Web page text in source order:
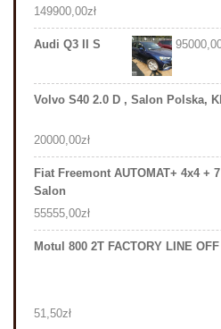
149900,00zł
Audi Q3 II S
Volvo S40 2.0 D , Salon Polska,
20000,00zł
Fiat Freemont AUTOMAT+ 4x4 +
Salon
55555,00zł
Motul 800 2T FACTORY LINE
51,50zł